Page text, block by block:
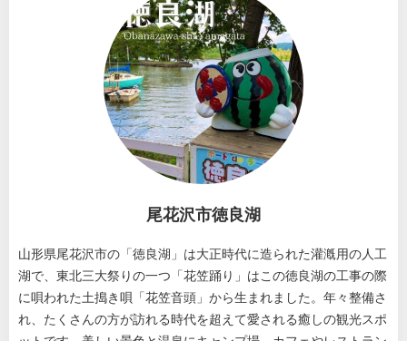
尾花沢市徳良湖
山形県尾花沢市の「徳良湖」は大正時代に造られた灌漑用の人工
湖で、東北三大祭りの一つ「花笠踊り」はこの徳良湖の工事の際
に唄われた土搗き唄「花笠音頭」から生まれました。年々整備さ
れ、たくさんの方が訪れる時代を超えて愛される癒しの観光スポ